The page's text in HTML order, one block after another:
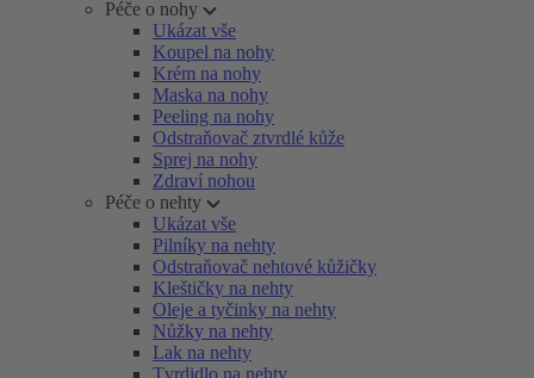
Péče o nohy
Ukázat vše
Koupel na nohy
Krém na nohy
Maska na nohy
Peeling na nohy
Odstraňovač ztvrdlé kůže
Sprej na nohy
Zdraví nohou
Péče o nehty
Ukázat vše
Pilníky na nehty
Odstraňovač nehtové kůžičky
Kleštičky na nehty
Oleje a tyčinky na nehty
Nůžky na nehty
Lak na nehty
Tvrdidlo na nehty